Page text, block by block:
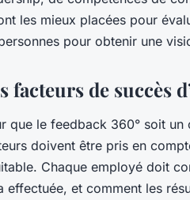
les mieux placées pour
pour obtenir une
facteurs de succès
que le feedback 360° soit
doivent être pris en
Chaque employé doit
effectuée, et comment les